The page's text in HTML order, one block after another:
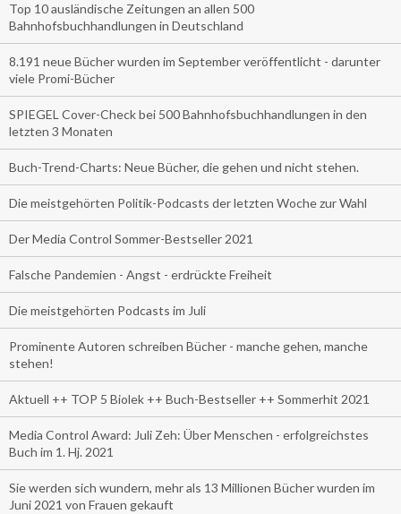
Top 10 ausländische Zeitungen an allen 500
Bahnhofsbuchhandlungen in Deutschland
8.191 neue Bücher wurden im September veröffentlicht - darunter
viele Promi-Bücher
SPIEGEL Cover-Check bei 500 Bahnhofsbuchhandlungen in den
letzten 3 Monaten
Buch-Trend-Charts: Neue Bücher, die gehen und nicht stehen.
Die meistgehörten Politik-Podcasts der letzten Woche zur Wahl
Der Media Control Sommer-Bestseller 2021
Falsche Pandemien - Angst - erdrückte Freiheit
Die meistgehörten Podcasts im Juli
Prominente Autoren schreiben Bücher - manche gehen, manche
stehen!
Aktuell ++ TOP 5 Biolek ++ Buch-Bestseller ++ Sommerhit 2021
Media Control Award: Juli Zeh: Über Menschen - erfolgreichstes
Buch im 1. Hj. 2021
Sie werden sich wundern, mehr als 13 Millionen Bücher wurden im
Juni 2021 von Frauen gekauft